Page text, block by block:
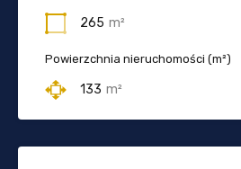
265 m²
Powierzchnia nieruchomości (m²)
133 m²